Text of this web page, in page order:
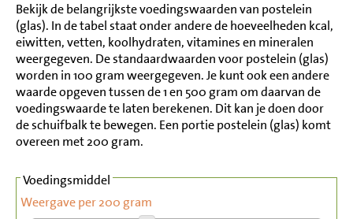
Bekijk de belangrijkste voedingswaarden van postelein
(glas). In de tabel staat onder andere de hoeveelheden kcal,
eiwitten, vetten, koolhydraten, vitamines en mineralen
weergegeven. De standaardwaarden voor postelein (glas)
worden in 100 gram weergegeven. Je kunt ook een andere
waarde opgeven tussen de 1 en 500 gram om daarvan de
voedingswaarde te laten berekenen. Dit kan je doen door
de schuifbalk te bewegen. Een portie postelein (glas) komt
overeen met 200 gram.
Voedingsmiddel
Weergave per 200 gram